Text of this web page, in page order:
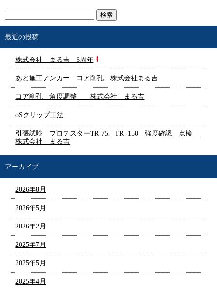
最近の投稿
株式会社 まる吉 6周年
あと施工アンカー コア削孔 株式会社まる吉
コア削孔 角度調整 株式会社 まる吉
oSクリップ工法
引張試験 プロテスターTR-75、TR -150 強度確認 点検
株式会社 まる吉
アーカイブ
2026年8月
2026年5月
2026年2月
2025年7月
2025年5月
2025年4月